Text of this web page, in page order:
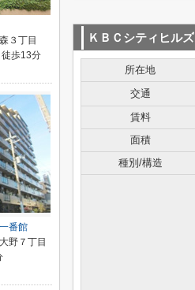
ＫＢＣシティヒルズ
所在地
交通
賃料
面積
種別/構造
３丁目
歩13分
番館
野７丁目